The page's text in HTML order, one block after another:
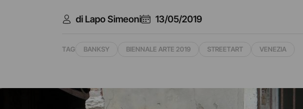
di Lapo Simeoni 13/05/2019
TAG BANKSY BIENNALE ARTE 2019 STREETART VENEZIA